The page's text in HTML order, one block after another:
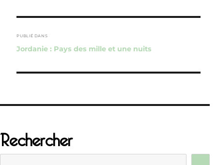
de
l’article
PUBLIÉ DANS
Jordanie : Pays des mille et une nuits
Rechercher